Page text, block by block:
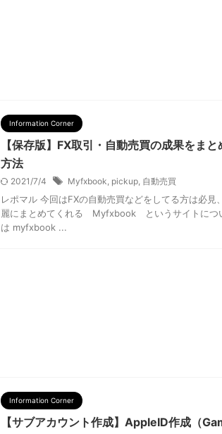
Information Corner
【保存版】FX取引・自動売買の成果をま
方法
2021/7/4 Myfxbook, pickup, 自動売買
レポマル 今回はFXの自動売買などをしてる方は必
麗にまとめてくれる Myfxbook というサイトにつ
は myfxbook ...
Information Corner
【サブアカウント作成】AppleID作成（